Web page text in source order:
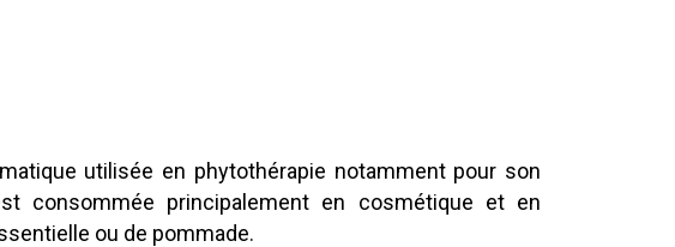
utilisée en phytothérapie notamment pour son
consommée principalement en cosmétique et en
ou de pommade.